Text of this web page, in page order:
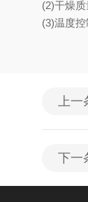
(2)干燥质
(3)温度
上一
下一